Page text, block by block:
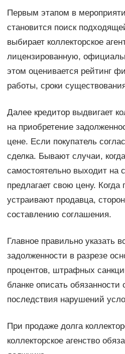
Первым этапом в
становится поиск
выбирает коллекторское
лицензированную,
этом оценивается рейтинг
работы, сроки
Далее кредитор выдвигает
на приобретение
цене. Если покупатель
сделка. Бывают случаи,
самостоятельно выходит на
предлагает свою цену. Когда
устраивают продавца,
составлению соглашения.
Главное правильно указать
задолженности в разрезе
процентов, штрафных
бланке описать обязанности
последствия нарушений
При продаже долга
коллекторское агенство